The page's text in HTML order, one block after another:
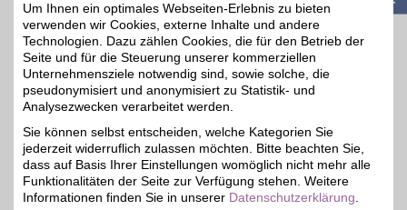
Artikel von Top-Marken
umfasst das Sortiment -
von Mode über
Babynahrung, bis
Spielzeug und
Kinderwagen.
Zum Partnerprofil
© BSW Verbraucher-Service
Um Ihnen ein optimales Webseiten-Erlebnis zu bieten
verwenden wir Cookies, externe Inhalte und andere
Technologien. Dazu zählen Cookies, die für den Betrieb der
Seite und für die Steuerung unserer kommerziellen
Unternehmensziele notwendig sind, sowie solche, die
pseudonymisiert und anonymisiert zu Statistik- und
Analysezwecken verarbeitet werden.
Sie können selbst entscheiden, welche Kategorien Sie
jederzeit widerruflich zulassen möchten. Bitte beachten Sie,
dass auf Basis Ihrer Einstellungen womöglich nicht mehr alle
Funktionalitäten der Seite zur Verfügung stehen. Weitere
Informationen finden Sie in unserer Datenschutzerklärung